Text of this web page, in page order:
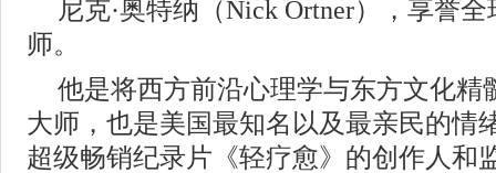
尼克·奥特纳（Nick Ortner），享誉
师。
他是将西方前沿心理学与东方文化精
大师，也是美国最知名以及最亲民的情
超级畅销纪录片《轻疗愈》的创作人和